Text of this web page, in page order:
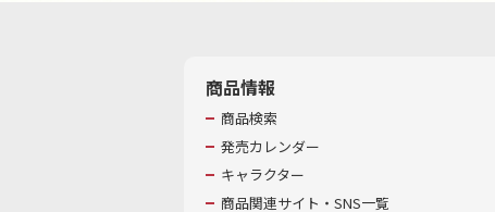
商品情報
商品検索
発売カレンダー
キャラクター
商品関連サイト・SNS一覧